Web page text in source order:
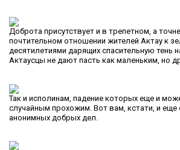
Доброта присутствует и в трепетном, а
почтительном отношении жителей Актау к
десятилетиями дарящих спасительную тень
Актаусцы не дают пасть как маленьким, но
Так и исполинам, падение которых еще и
случайным прохожим. Вот вам, кстати, и еще
анонимных добрых дел.